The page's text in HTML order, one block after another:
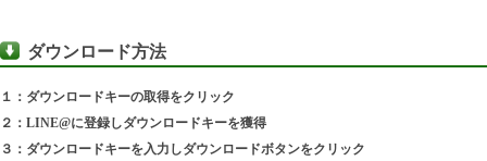
ダウンロード方法
１：ダウンロードキーの取得をクリック
２：LINE@に登録しダウンロードキーを獲得
３：ダウンロードキーを入力しダウンロードボタンをクリック